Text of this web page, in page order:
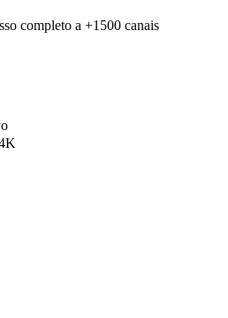
completo a +1500 canais